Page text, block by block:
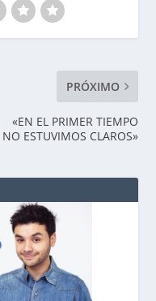
PRÓXIMO
«EN EL PRIMER TIEMPO
NO ESTUVIMOS CLAROS»